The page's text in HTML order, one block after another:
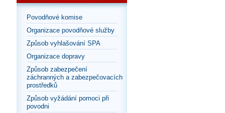
Povodňové komise
Organizace povodňové služby
Způsob vyhlašování SPA
Organizace dopravy
Způsob zabezpečení
záchranných a zabezpečovacích
prostředků
Způsob vyžádání pomoci při
povodni